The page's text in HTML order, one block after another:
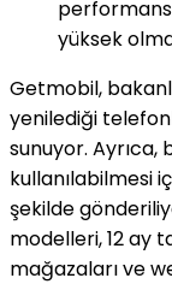
yüksek
Getmobil,
yenilediği
sunuyor. Ayrıca,
kullanılabilmesi
şekilde
modelleri, 12 ay
mağazaları ve